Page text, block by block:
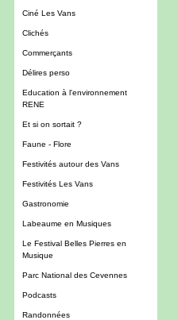
Ciné Les Vans
Clichés
Commerçants
Délires perso
Education à l'environnement
RENE
Et si on sortait ?
Faune - Flore
Festivités autour des Vans
Festivités Les Vans
Gastronomie
Labeaume en Musiques
Le Festival Belles Pierres en
Musique
Parc National des Cevennes
Podcasts
Randonnées